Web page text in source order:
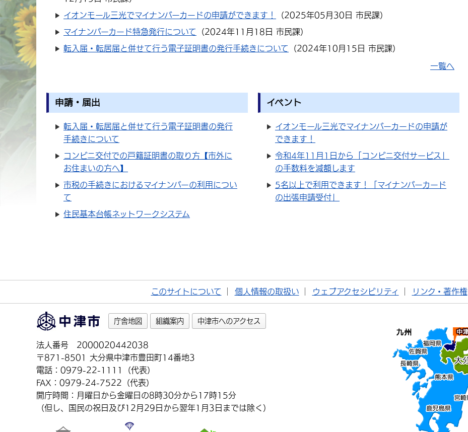
イオンモール三光でマイナンバーカードの申請ができます！ （2025年05月30日 市民課）
マイナンバーカード特急発行について （2024年11月18日 市民課）
転入届・転居届と併せて行う電子証明書の発行手続きについて （2024年10月15日 市民課）
一覧へ
申請・届出
転入届・転居届と併せて行う電子証明書の発行
手続きについて
コンビニ交付での戸籍証明書の取り方【市外に
お住まいの方へ】
市税の手続きにおけるマイナンバーの利用につい
て
住民基本台帳ネットワークシステム
イベント
イオンモール三光でマイナンバーカードの申請が
できます！
令和4年11月1日から「コンビニ交付サービス」
の手数料を減額します
5名以上で利用できます！「マイナンバーカード
の出張申請受付」
このサイトについて 個人情報の取扱い ウェブアクセシビリティ リンク・著作権
庁舎地図 組織案内 中津市へのアクセス
法人番号 2000020442038
〒871-8501 大分県中津市豊田町14番地3
電話：0979-22-1111（代表）
FAX：0979-24-7522（代表）
開庁時間：月曜日から金曜日の8時30分から17時15分
（但し、国民の祝日及び12月29日から翌年1月3日までは除く）